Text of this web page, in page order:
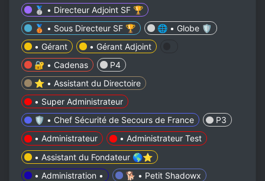
🥈 • Directeur Adjoint SF 🏆
🥉 • Sous Directeur SF 🏆
🌐 • Globe 🛡️
• Gérant
• Gérant Adjoint
🔐 • Cadenas
P4
⭐ • Assistant du Directoire
• Super Administrateur
🛡️ • Chef Sécurité de Secours de France
P3
• Administrateur
• Administrateur Test
• Assistant du Fondateur 🌎⭐
• Administration •
🐕 • Petit Shadowx